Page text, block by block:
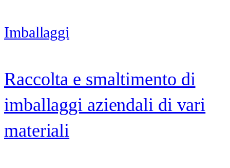
Imballaggi
Raccolta e smaltimento di
imballaggi aziendali di vari
materiali